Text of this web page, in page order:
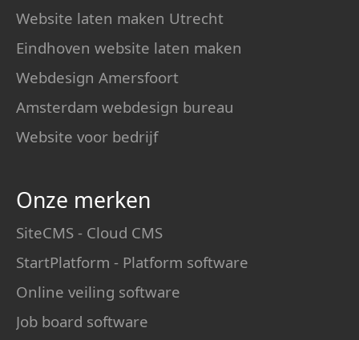
Website laten maken Utrecht
Eindhoven website laten maken
Webdesign Amersfoort
Amsterdam webdesign bureau
Website voor bedrijf
Onze merken
SiteCMS - Cloud CMS
StartPlatform - Platform software
Online veiling software
Job board software